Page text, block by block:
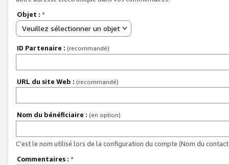
Objet : *
Veuillez sélectionner un objet
ID Partenaire : (recommandé)
URL du site Web : (recommandé)
Nom du bénéficiaire : (en option)
C'est le nom utilisé lors de la configuration du compte (Nom du
Commentaires : *